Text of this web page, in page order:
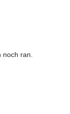
ran.